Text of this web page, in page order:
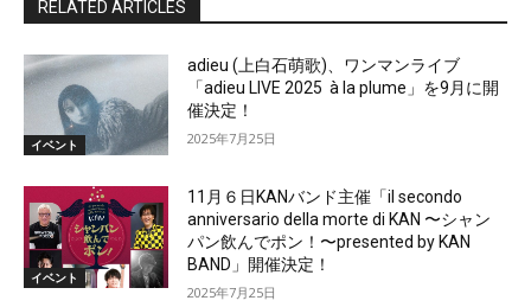
RELATED ARTICLES
イベント
adieu (上白石萌歌)、ワンマンライブ
「adieu LIVE 2025 à la plume」を9月に開
催決定！
2025年7月25日
イベント
11月６日KANバンド主催「il secondo
anniversario della morte di KAN 〜シャン
パン飲んでポン！〜presented by KAN
BAND」開催決定！
2025年7月25日